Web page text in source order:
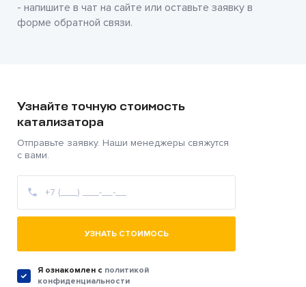
- напишите в чат на сайте или оставьте заявку в
форме обратной связи.
Узнайте точную стоимость
катализатора
Отправьте заявку. Наши менеджеры свяжутся
с вами.
УЗНАТЬ СТОИМОСЬ
Я ознакомлен c политикой
конфиденциальности